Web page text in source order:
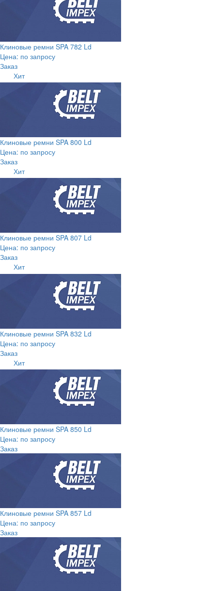
Клиновые ремни SPA 782 Ld
Цена: по запросу
Заказ
Хит
Клиновые ремни SPA 800 Ld
Цена: по запросу
Заказ
Хит
Клиновые ремни SPA 807 Ld
Цена: по запросу
Заказ
Хит
Клиновые ремни SPA 832 Ld
Цена: по запросу
Заказ
Хит
Клиновые ремни SPA 850 Ld
Цена: по запросу
Заказ
Клиновые ремни SPA 857 Ld
Цена: по запросу
Заказ